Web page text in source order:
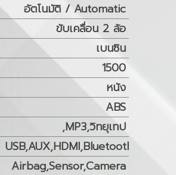
อัตโนมัติ / Automatic
ขับเคลื่อน 2 ล้อ
เบนซิน
1500
หนัง
ABS
,MP3,วิทยุเทป
USB,AUX,HDMI,Bluetooth
Airbag,Sensor,Camera